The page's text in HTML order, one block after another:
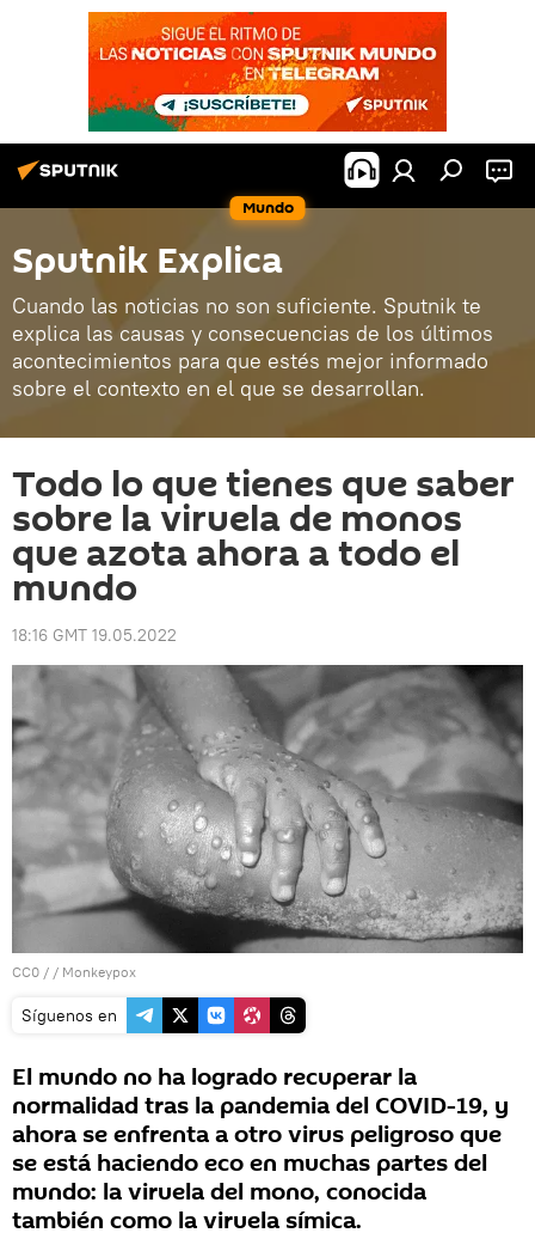
Mundo
Sputnik Explica
Cuando las noticias no son suficiente. Sputnik te
explica las causas y consecuencias de los últimos
acontecimientos para que estés mejor informado
sobre el contexto en el que se desarrollan.
Todo lo que tienes que saber
sobre la viruela de monos
que azota ahora a todo el
mundo
18:16 GMT 19.05.2022
CC0 / / Monkeypox
Síguenos en
El mundo no ha logrado recuperar la
normalidad tras la pandemia del COVID-19, y
ahora se enfrenta a otro virus peligroso que
se está haciendo eco en muchas partes del
mundo: la viruela del mono, conocida
también como la viruela símica.